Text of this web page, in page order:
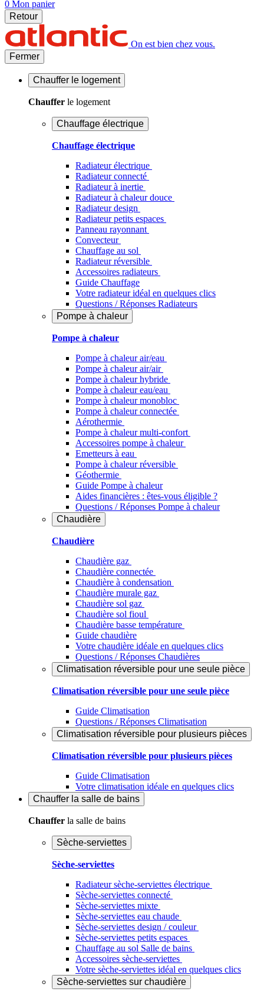
0 Mon panier
Retour
On est bien chez vous.
Fermer
Chauffer le logement
Chauffer le logement
Chauffage électrique
Chauffage électrique
Radiateur électrique
Radiateur connecté
Radiateur à inertie
Radiateur à chaleur douce
Radiateur design
Radiateur petits espaces
Panneau rayonnant
Convecteur
Chauffage au sol
Radiateur réversible
Accessoires radiateurs
Guide Chauffage
Votre radiateur idéal en quelques clics
Questions / Réponses Radiateurs
Pompe à chaleur
Pompe à chaleur
Pompe à chaleur air/eau
Pompe à chaleur air/air
Pompe à chaleur hybride
Pompe à chaleur​ eau/eau
Pompe à chaleur monobloc
Pompe à chaleur connectée
Aérothermie
Pompe à chaleur multi-confort
Accessoires pompe à chaleur
Emetteurs à eau
Pompe à chaleur réversible
Géothermie
Guide Pompe à chaleur
Aides financières : êtes-vous éligible ?
Questions / Réponses Pompe à chaleur
Chaudière
Chaudière
Chaudière gaz
Chaudière connectée
Chaudière à condensation
Chaudière murale gaz
Chaudière sol gaz
Chaudière sol fioul
Chaudière basse température
Guide chaudière
Votre chaudière idéale en quelques clics
Questions / Réponses Chaudières
Climatisation réversible pour une seule pièce
Climatisation réversible pour une seule pièce
Guide Climatisation
Questions / Réponses Climatisation
Climatisation réversible pour plusieurs pièces
Climatisation réversible pour plusieurs pièces
Guide Climatisation
Votre climatisation idéale en quelques clics
Chauffer la salle de bains
Chauffer la salle de bains
Sèche-serviettes
Sèche-serviettes
Radiateur sèche-serviettes électrique
Sèche-serviettes connecté
Sèche-serviettes mixte
Sèche-serviettes eau chaude
Sèche-serviettes design / couleur
Sèche-serviettes petits espaces
Chauffage au sol Salle de bains
Accessoires sèche-serviettes
Votre sèche-serviettes idéal en quelques clics
Sèche-serviettes sur chaudière